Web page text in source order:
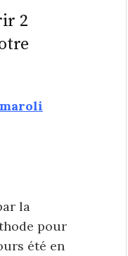
2
la
pour
été en